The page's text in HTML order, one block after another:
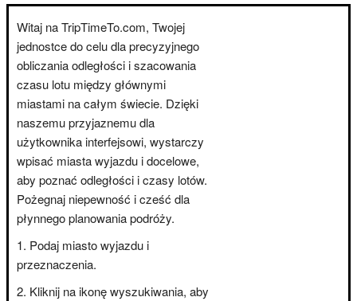
Witaj na TripTimeTo.com, Twojej
jednostce do celu dla precyzyjnego
obliczania odległości i szacowania
czasu lotu między głównymi
miastami na całym świecie. Dzięki
naszemu przyjaznemu dla
użytkownika interfejsowi, wystarczy
wpisać miasta wyjazdu i docelowe,
aby poznać odległości i czasy lotów.
Pożegnaj niepewność i cześć dla
płynnego planowania podróży.
Podaj miasto wyjazdu i
przeznaczenia.
Kliknij na ikonę wyszukiwania, aby